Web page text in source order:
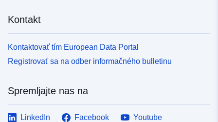
Kontakt
Kontaktovať tím European Data Portal
Registrovať sa na odber informačného bulletinu
Spremljajte nas na
LinkedIn Facebook
Youtube